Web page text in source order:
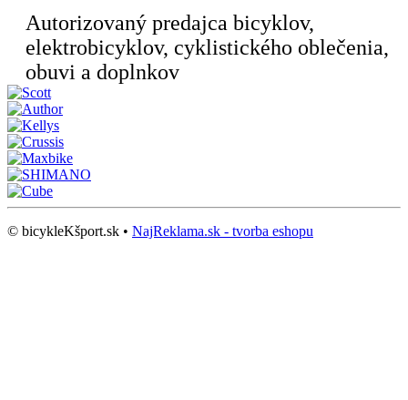
Autorizovaný predajca bicyklov,
elektrobicyklov, cyklistického oblečenia,
obuvi a doplnkov
© bicykleKšport.sk • NajReklama.sk - tvorba eshopu